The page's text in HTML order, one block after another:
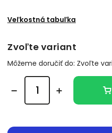
Veľkostná tabuľka
Zvoľte variant
Môžeme doručiť do: Zvoľte